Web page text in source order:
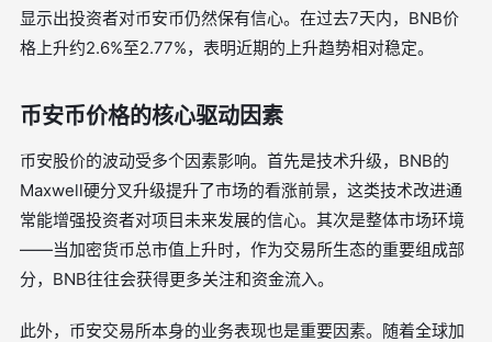
显示出投资者对币安币仍然保有信心。在过去7天内，BNB价
格上升约2.6%至2.77%，表明近期的上升趋势相对稳定。
币安币价格的核心驱动因素
币安股价的波动受多个因素影响。首先是技术升级，BNB的
Maxwell硬分叉升级提升了市场的看涨前景，这类技术改进通
常能增强投资者对项目未来发展的信心。其次是整体市场环境
——当加密货币总市值上升时，作为交易所生态的重要组成部
分，BNB往往会获得更多关注和资金流入。
此外，币安交易所本身的业务表现也是重要因素。随着全球加